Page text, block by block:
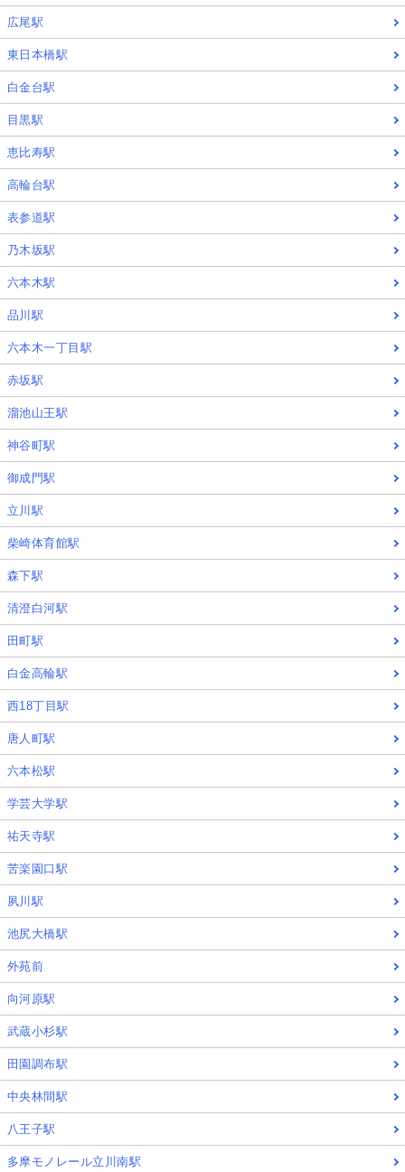
広尾駅
東日本橋駅
白金台駅
目黒駅
恵比寿駅
高輪台駅
表参道駅
乃木坂駅
六本木駅
品川駅
六本木一丁目駅
赤坂駅
溜池山王駅
神谷町駅
御成門駅
立川駅
柴崎体育館駅
森下駅
清澄白河駅
田町駅
白金高輪駅
西18丁目駅
唐人町駅
六本松駅
学芸大学駅
祐天寺駅
苦楽園口駅
夙川駅
池尻大橋駅
外苑前
向河原駅
武蔵小杉駅
田園調布駅
中央林間駅
八王子駅
多摩モノレール立川南駅